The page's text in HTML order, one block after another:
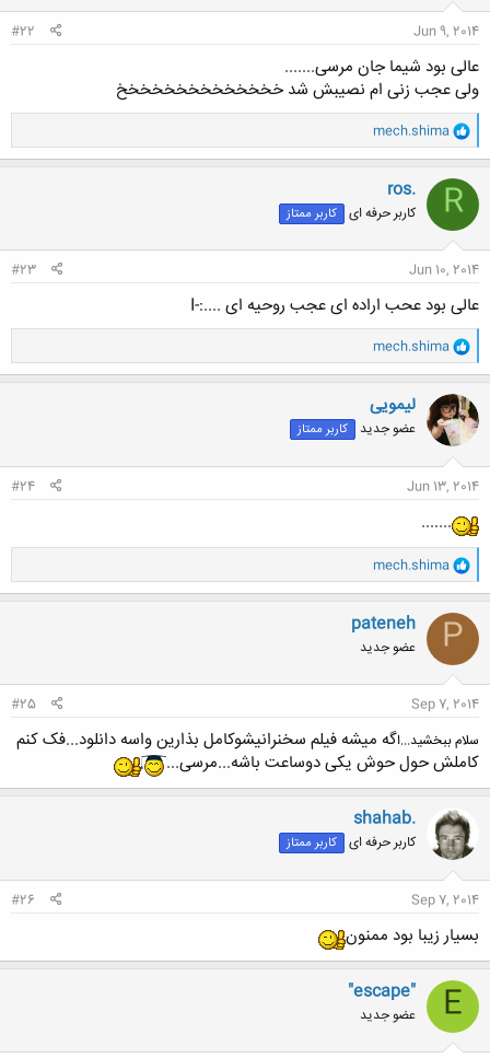
Jun 9, 2014
#22
عالی بود شیما جان مرسی.......
ولی عجب زنی ام نصیبش شد خخخخخخخخخخخخخخ
و
ا
ک
ن
ش
ه
ا
mech.shima
R
ros.
کاربر حرفه ای کاربر ممتاز
Jun 10, 2014
#23
عالی بود عحب اراده ای عجب روحیه ای ....:-I
و
ا
ک
ن
ش
ه
ا
mech.shima
لیمویی
عضو جدید کاربر ممتاز
Jun 13, 2014
#24
.......
و
ا
ک
ن
ش
ه
ا
mech.shima
P
pateneh
عضو جدید
Sep 7, 2014
#25
سلام ببخشید...اگه میشه فیلم سخنرانیشوکامل بذارین واسه دانلود...فک کنم
کاملش حول حوش یکی دوساعت باشه...مرسی...
shahab.
کاربر حرفه ای کاربر ممتاز
Sep 7, 2014
#26
بسیار زیبا بود ممنون
E
"escape"
عضو جدید